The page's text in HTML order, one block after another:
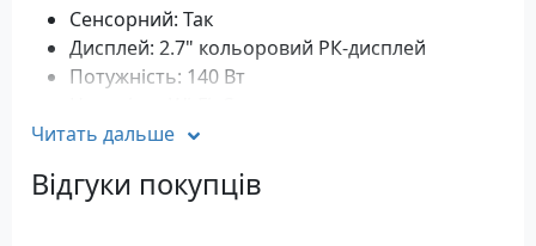
Сенсорний: Так
Дисплей: 2.7" кольоровий РК-дисплей
Потужність: 140 Вт
Ступінь захисту: IPx7
Читать дальше
Відгуки покупців